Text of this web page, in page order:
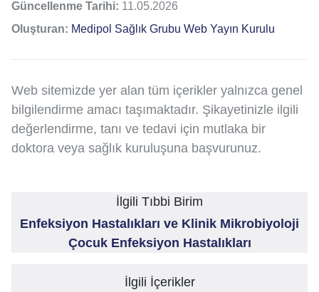
Güncellenme Tarihi: 11.05.2026
Oluşturan: Medipol Sağlık Grubu Web Yayın Kurulu
Web sitemizde yer alan tüm içerikler yalnızca genel
bilgilendirme amacı taşımaktadır. Şikayetinizle ilgili
değerlendirme, tanı ve tedavi için mutlaka bir
doktora veya sağlık kuruluşuna başvurunuz.
İlgili Tıbbi Birim
Enfeksiyon Hastalıkları ve Klinik Mikrobiyoloji
Çocuk Enfeksiyon Hastalıkları
İlgili İçerikler